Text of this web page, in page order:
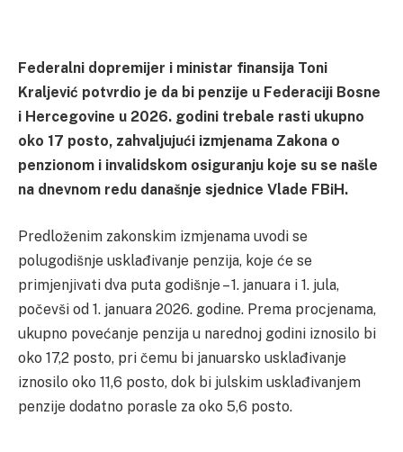
Federalni dopremijer i ministar finansija Toni
Kraljević potvrdio je da bi penzije u Federaciji Bosne
i Hercegovine u 2026. godini trebale rasti ukupno
oko 17 posto, zahvaljujući izmjenama Zakona o
penzionom i invalidskom osiguranju koje su se našle
na dnevnom redu današnje sjednice Vlade FBiH.
Predloženim zakonskim izmjenama uvodi se
polugodišnje usklađivanje penzija, koje će se
primjenjivati dva puta godišnje – 1. januara i 1. jula,
počevši od 1. januara 2026. godine. Prema procjenama,
ukupno povećanje penzija u narednoj godini iznosilo bi
oko 17,2 posto, pri čemu bi januarsko usklađivanje
iznosilo oko 11,6 posto, dok bi julskim usklađivanjem
penzije dodatno porasle za oko 5,6 posto.